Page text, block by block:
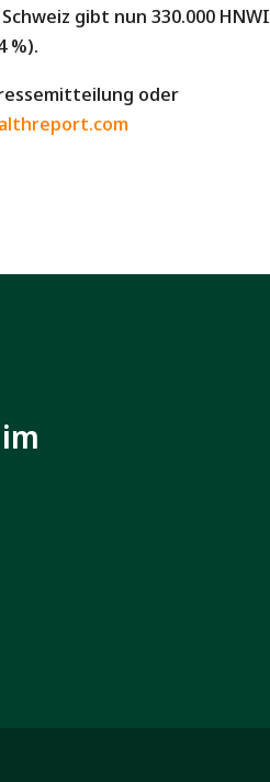
gibt nun 330.000 HNWI
%).
oder